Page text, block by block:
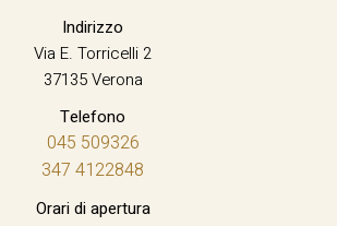
Indirizzo
Via E. Torricelli 2
37135 Verona
Telefono
045 509326
347 4122848
Orari di apertura